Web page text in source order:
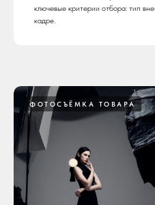
ключевые критерии отбора: тип
кадре.
ФОТОСЪЁМКА ТОВАРА